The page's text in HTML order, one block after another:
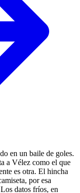
en un baile de goles.
a Vélez como el que
es otra. El hincha
por esa
datos fríos, en